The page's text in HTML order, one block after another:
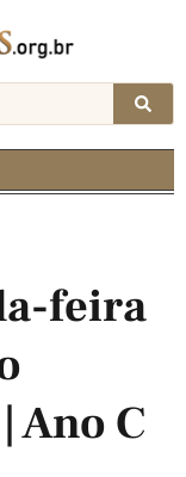
feira
Ano C